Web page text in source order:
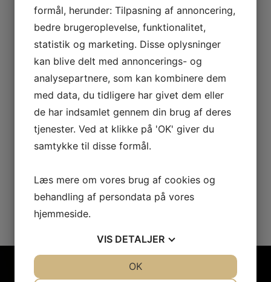
Up to date
Skræddersyet serviceaftale
Alle har mulighed for at få tilbudt en skræddersyet
serviceaftale i et helt individuelt omfang, der tager
udgangspunkt i den enkeltes behov. Kommer du f.eks. fra
kommunen eller er du privat person, så kan du trygt
henvende dig. Lad os se mere på din sag.
formål, herunder: Tilpasning af annoncering,
bedre brugeroplevelse, funktionalitet,
statistik og marketing. Disse oplysninger
kan blive delt med annoncerings- og
analysepartnere, som kan kombinere dem
med data, du tidligere har givet dem eller
de har indsamlet gennem din brug af deres
tjenester. Ved at klikke på 'OK' giver du
samtykke til disse formål.
Læs mere om vores brug af cookies og
behandling af persondata på vores
hjemmeside.
VIS DETALJER
OK